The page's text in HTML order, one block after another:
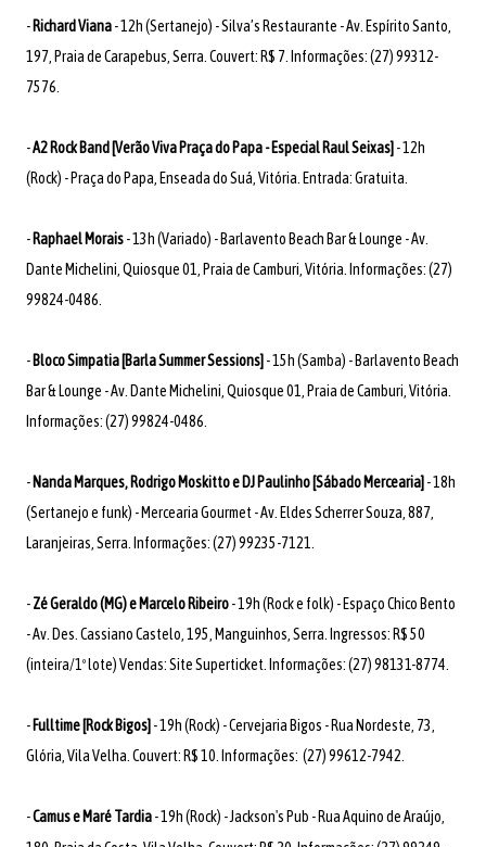
- Richard Viana- 12h (Sertanejo) - Silva’s Restaurante - Av. Espírito Santo,
197, Praia de Carapebus, Serra. Couvert: R$ 7. Informações: (27) 99312-
7576.
-A2 Rock Band [Verão Viva Praça do Papa - Especial Raul Seixas] - 12h
(Rock) - Praça do Papa, Enseada do Suá, Vitória. Entrada: Gratuita.
- Raphael Morais- 13h (Variado) - Barlavento Beach Bar & Lounge - Av.
Dante Michelini, Quiosque 01, Praia de Camburi, Vitória. Informações: (27)
99824-0486.
- Bloco Simpatia [Barla Summer Sessions] - 15h (Samba) - Barlavento Beach
Bar & Lounge - Av. Dante Michelini, Quiosque 01, Praia de Camburi, Vitória.
Informações: (27) 99824-0486.
- Nanda Marques, Rodrigo Moskitto e DJ Paulinho [Sábado Mercearia] - 18h
(Sertanejo e funk) - Mercearia Gourmet - Av. Eldes Scherrer Souza, 887,
Laranjeiras, Serra. Informações: (27) 99235-7121.
-Zé Geraldo (MG) e Marcelo Ribeiro- 19h (Rock e folk) - Espaço Chico Bento
- Av. Des. Cassiano Castelo, 195, Manguinhos, Serra. Ingressos: R$ 50
(inteira/1º lote) Vendas: Site Superticket. Informações: (27) 98131-8774.
- Fulltime [Rock Bigos] - 19h (Rock) - Cervejaria Bigos - Rua Nordeste, 73,
Glória, Vila Velha. Couvert: R$ 10. Informações: (27) 99612-7942.
-Camus e Maré Tardia- 19h (Rock) - Jackson's Pub - Rua Aquino de Araújo,